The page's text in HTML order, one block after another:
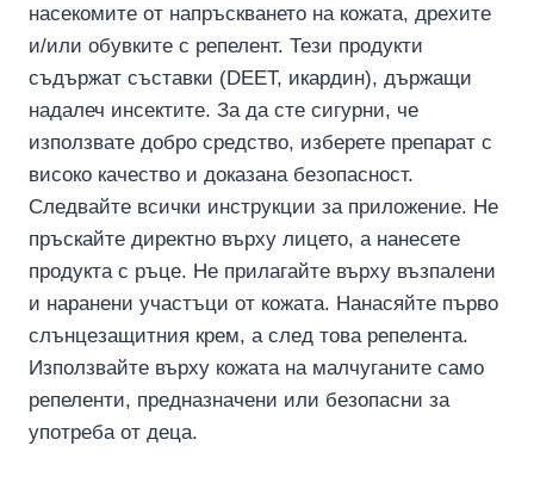
насекомите от напръскването на кожата, дрехите
и/или обувките с репелент. Тези продукти
съдържат съставки (DEET, икардин), държащи
надалеч инсектите. За да сте сигурни, че
използвате добро средство, изберете препарат с
високо качество и доказана безопасност.
Следвайте всички инструкции за приложение. Не
пръскайте директно върху лицето, а нанесете
продукта с ръце. Не прилагайте върху възпалени
и наранени участъци от кожата. Нанасяйте първо
слънцезащитния крем, а след това репелента.
Използвайте върху кожата на малчуганите само
репеленти, предназначени или безопасни за
употреба от деца.